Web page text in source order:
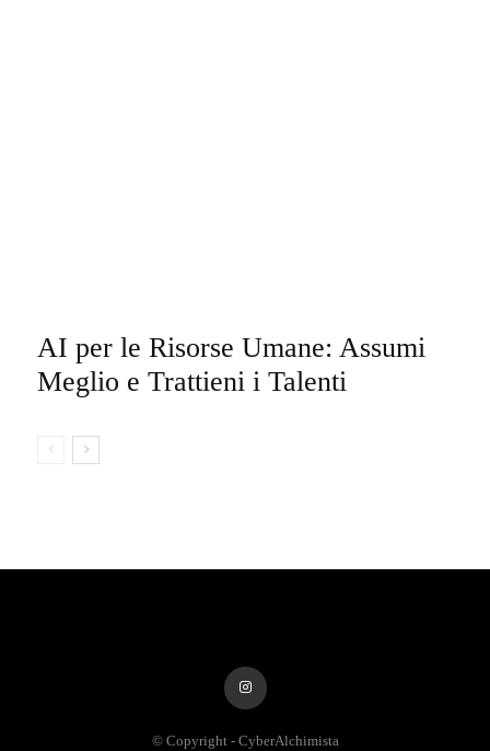
AI per le Risorse Umane: Assumi
Meglio e Trattieni i Talenti
© Copyright - CyberAlchimista